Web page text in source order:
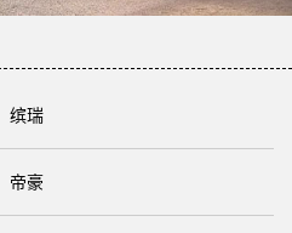
缤瑞
帝豪